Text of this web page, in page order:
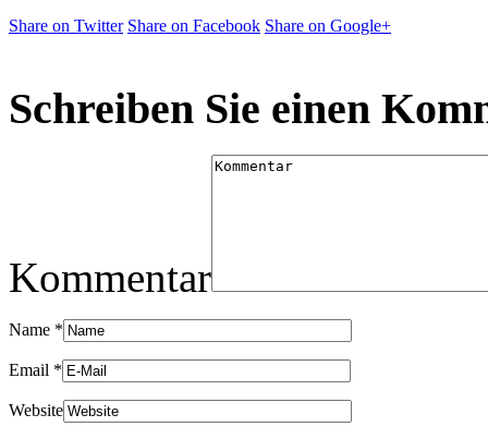
Share on Twitter Share on Facebook Share on Google+
Schreiben Sie einen
Kommentar
Name *
Email *
Website